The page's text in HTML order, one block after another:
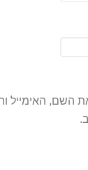
השם, האימייל